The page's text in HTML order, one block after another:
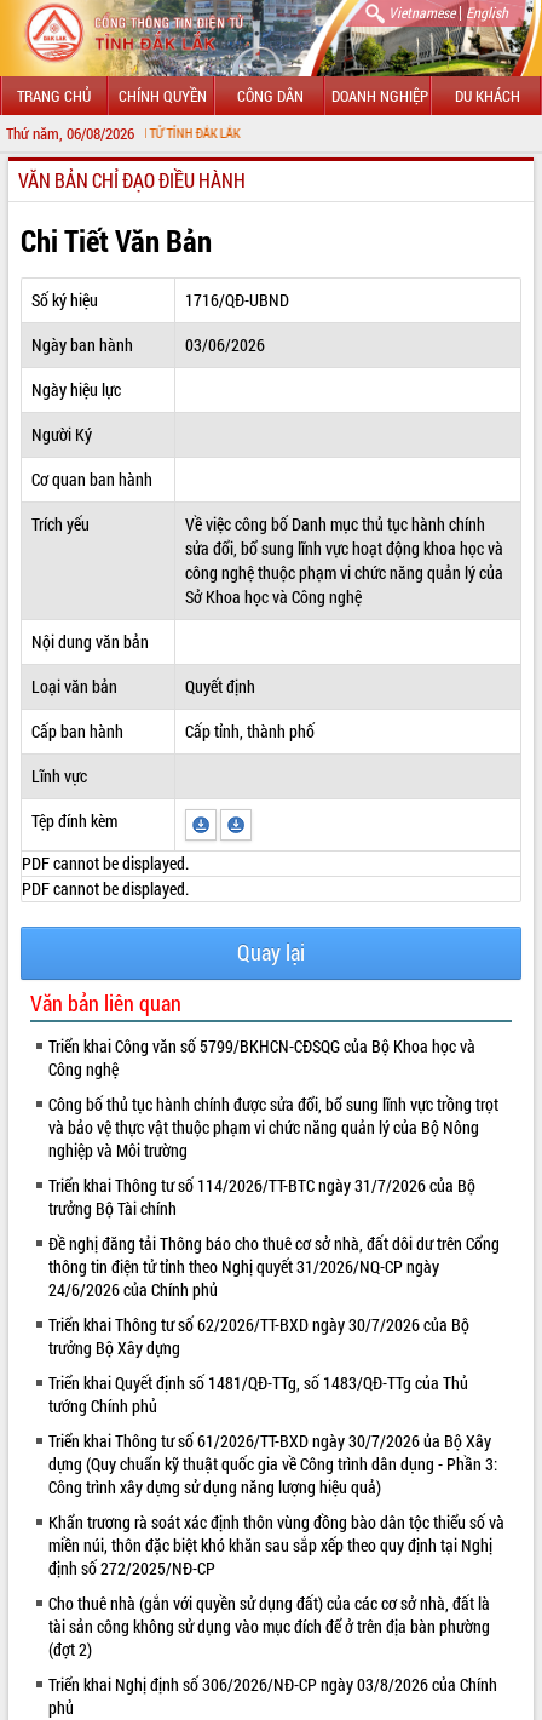
Vietnamese| English
TRANG CHỦ CHÍNH QUYỀN CÔNG DÂN DOANH NGHIỆP DU KHÁCH
Thứ năm, 06/08/2026
TIN ĐIỆN TỬ TỈNH ĐẮK LẮK
GIỚI THIỆU
LÃNH ĐẠO UBND TỈNH
TIN TỨC SỰ KIỆN
SỞ, BAN, NGÀNH
THÔNG TIN CHỈ ĐẠO ĐIỀU HÀNH
HỆ THỐNG VĂN BẢN
VĂN BẢN HĐND TỈNH
QUY HOẠCH - KẾ HOẠCH
VIDEO
Không có file video nào để phát.
ALBUM ẢNH
LIÊN KẾT WEB
VĂN BẢN CHỈ ĐẠO ĐIỀU HÀNH
Chi Tiết Văn Bản
Số ký hiệu
1716/QĐ-UBND
Ngày ban hành
03/06/2026
Ngày hiệu lực
Người Ký
Cơ quan ban hành
Trích yếu
Về việc công bố Danh mục thủ tục hành chính
sửa đổi, bổ sung lĩnh vực hoạt động khoa học và
công nghệ thuộc phạm vi chức năng quản lý của
Sở Khoa học và Công nghệ
Nội dung văn bản
Loại văn bản
Quyết định
Cấp ban hành
Cấp tỉnh, thành phố
Lĩnh vực
Tệp đính kèm
PDF cannot be displayed.
PDF cannot be displayed.
Quay lại
Văn bản liên quan
Triển khai Công văn số 5799/BKHCN-CĐSQG của Bộ Khoa học và
Công nghệ
Công bố thủ tục hành chính được sửa đổi, bổ sung lĩnh vực trồng trọt
và bảo vệ thực vật thuộc phạm vi chức năng quản lý của Bộ Nông
nghiệp và Môi trường
Triển khai Thông tư số 114/2026/TT-BTC ngày 31/7/2026 của Bộ
trưởng Bộ Tài chính
Đề nghị đăng tải Thông báo cho thuê cơ sở nhà, đất dôi dư trên Cổng
thông tin điện tử tỉnh theo Nghị quyết 31/2026/NQ-CP ngày
24/6/2026 của Chính phủ
Triển khai Thông tư số 62/2026/TT-BXD ngày 30/7/2026 của Bộ
trưởng Bộ Xây dựng
Triển khai Quyết định số 1481/QĐ-TTg, số 1483/QĐ-TTg của Thủ
tướng Chính phủ
Triển khai Thông tư số 61/2026/TT-BXD ngày 30/7/2026 ủa Bộ Xây
dựng (Quy chuẩn kỹ thuật quốc gia về Công trình dân dụng - Phần 3:
Công trình xây dựng sử dụng năng lượng hiệu quả)
Khẩn trương rà soát xác định thôn vùng đồng bào dân tộc thiểu số và
miền núi, thôn đặc biệt khó khăn sau sắp xếp theo quy định tại Nghị
định số 272/2025/NĐ-CP
Cho thuê nhà (gắn với quyền sử dụng đất) của các cơ sở nhà, đất là
tài sản công không sử dụng vào mục đích để ở trên địa bàn phường
(đợt 2)
Triển khai Nghị định số 306/2026/NĐ-CP ngày 03/8/2026 của Chính
phủ